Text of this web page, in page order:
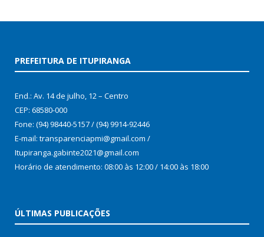
PREFEITURA DE ITUPIRANGA
End.: Av. 14 de julho, 12 – Centro
CEP: 68580-000
Fone: (94) 98440-5157 / (94) 9914-92446
E-mail: transparenciapmi@gmail.com /
Itupiranga.gabinte2021@gmail.com
Horário de atendimento: 08:00 às 12:00 / 14:00 às 18:00
ÚLTIMAS PUBLICAÇÕES